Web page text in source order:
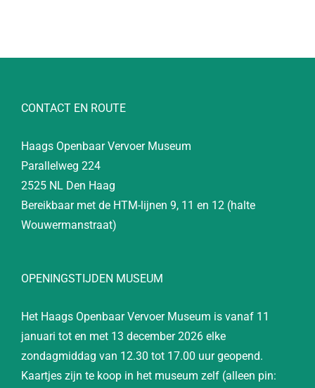
CONTACT EN ROUTE
Haags Openbaar Vervoer Museum
Parallelweg 224
2525 NL Den Haag
Bereikbaar met de HTM-lijnen 9, 11 en 12 (halte
Wouwermanstraat)
OPENINGSTIJDEN MUSEUM
Het Haags Openbaar Vervoer Museum is vanaf 11
januari tot en met 13 december 2026 elke
zondagmiddag van 12.30 tot 17.00 uur geopend.
Kaartjes zijn te koop in het museum zelf (alleen pin: